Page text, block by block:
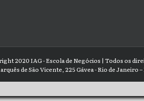
2020 IAG - Escola de Negócios | Todos os
de São Vicente, 225 Gávea - Rio de Janeiro